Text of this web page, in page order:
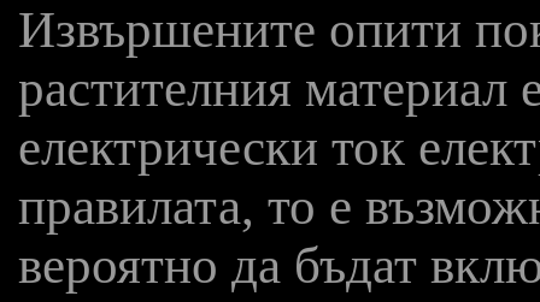
Извършените опити
растителния материал
електрически ток
правилата, то е
вероятно да бъдат